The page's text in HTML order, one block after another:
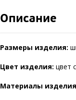
Описание
Размеры изделия:
Цвет изделия: цвет
Материалы